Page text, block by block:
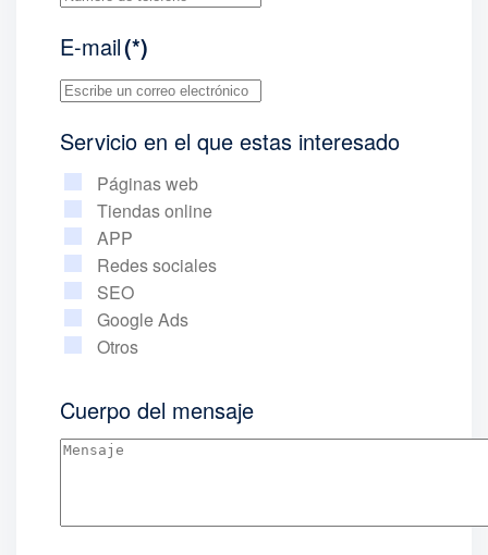
E-mail(*)
Servicio en el que estas interesado
Páginas web
Tiendas online
APP
Redes sociales
SEO
Google Ads
Otros
Cuerpo del mensaje